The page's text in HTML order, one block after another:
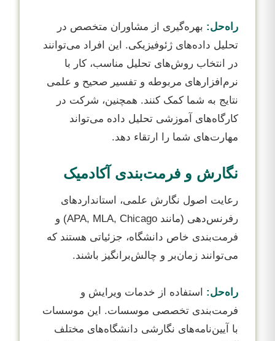
راه‌حل: بهره‌گیری از مشاوران متخصص در
تحلیل داده‌های ژئوفیزیکی. این افراد می‌توانند
در انتخاب روش‌های تحلیل مناسب، کار با
نرم‌افزارهای مربوطه و تفسیر صحیح و علمی
نتایج به شما کمک کنند. همچنین، شرکت در
کارگاه‌های آموزشی تحلیل داده می‌تواند
مهارت‌های شما را ارتقاء دهد.
نگارش و فرمت‌بندی آکادمیک
رعایت اصول نگارش علمی، استانداردهای
رفرنس‌دهی (مانند APA, MLA, Chicago) و
فرمت‌بندی خاص دانشگاه، جزئیاتی هستند که
می‌توانند زمان‌بر و چالش‌برانگیز باشند.
راه‌حل: استفاده از خدمات ویرایش و
فرمت‌بندی تخصصی موسسات. این موسسات
با آیین‌نامه‌های نگارشی دانشگاه‌های مختلف